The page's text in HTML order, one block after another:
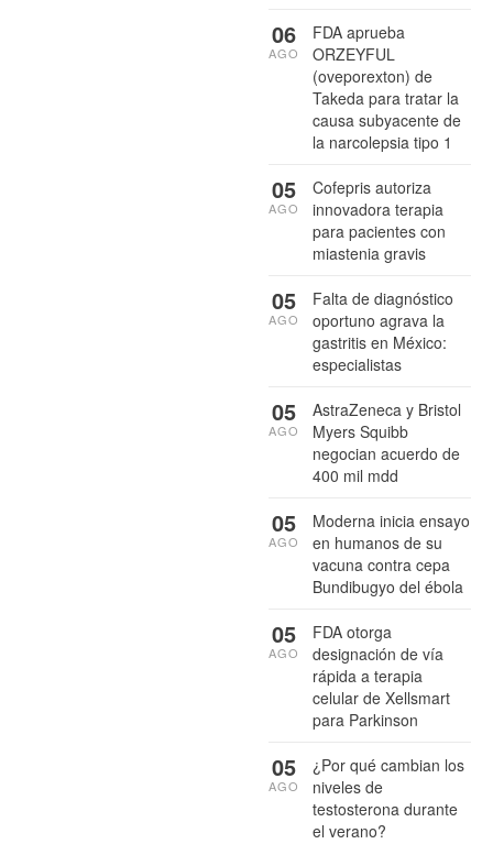
FDA aprueba
ORZEYFUL
(oveporexton) de
Takeda para tratar la
causa subyacente de
la narcolepsia tipo 1
06
AGO
Cofepris autoriza
innovadora terapia
para pacientes con
miastenia gravis
05
AGO
Falta de diagnóstico
oportuno agrava la
gastritis en México:
especialistas
05
AGO
AstraZeneca y Bristol
Myers Squibb
negocian acuerdo de
400 mil mdd
05
AGO
Moderna inicia ensayo
en humanos de su
vacuna contra cepa
Bundibugyo del ébola
05
AGO
FDA otorga
designación de vía
rápida a terapia
celular de Xellsmart
para Parkinson
05
AGO
¿Por qué cambian los
niveles de
testosterona durante
el verano?
05
AGO